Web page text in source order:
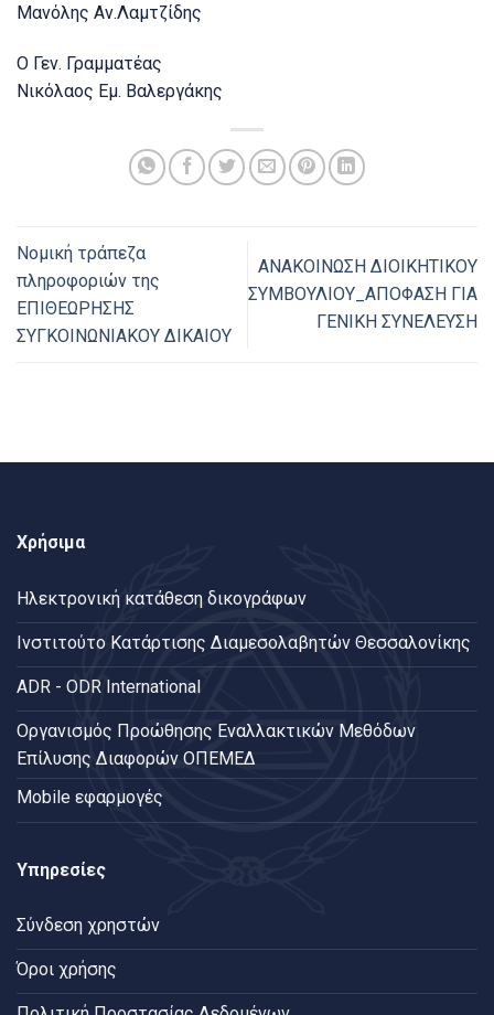
Μανόλης Αν.Λαμτζίδης
Ο Γεν. Γραμματέας
Νικόλαος Εμ. Βαλεργάκης
Nομική τράπεζα
πληροφοριών της
ΕΠΙΘΕΩΡΗΣΗΣ
ΣΥΓΚΟΙΝΩΝΙΑΚΟΥ ΔΙΚΑΙΟΥ
ΑΝΑΚΟΙΝΩΣΗ ΔΙΟΙΚΗΤΙΚΟΥ
ΣΥΜΒΟΥΛΙΟΥ_ΑΠΟΦΑΣΗ ΓΙΑ
ΓΕΝΙΚΗ ΣΥΝΕΛΕΥΣΗ
Χρήσιμα
Ηλεκτρονική κατάθεση δικογράφων
Ινστιτούτο Κατάρτισης Διαμεσολαβητών Θεσσαλονίκης
ADR - ODR International
Oργανισμός Προώθησης Εναλλακτικών Μεθόδων
Επίλυσης Διαφορών ΟΠΕΜΕΔ
Mobile εφαρμογές
Υπηρεσίες
Σύνδεση χρηστών
Όροι χρήσης